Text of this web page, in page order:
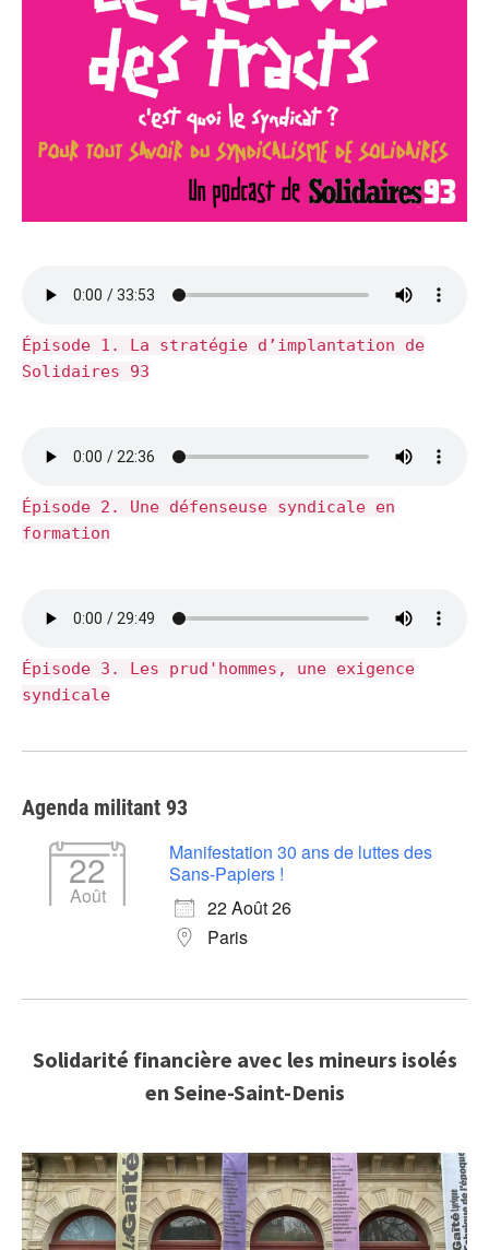
Épisode 1. La stratégie d’implantation de
Solidaires 93
Épisode 2. Une défenseuse syndicale en
formation
Épisode 3. Les prud'hommes, une exigence
syndicale
Agenda militant 93
22
Août
Manifestation 30 ans de luttes des
Sans-Papiers !
22 Août 26
Paris
Solidarité financière avec les mineurs isolés
en Seine-Saint-Denis